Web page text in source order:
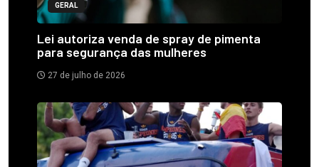
GERAL
Lei autoriza venda de spray de pimenta
para segurança das mulheres
27 de julho de 2026